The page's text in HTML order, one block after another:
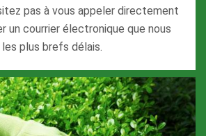
pas à vous appeler directement
un courrier électronique que nous
plus brefs délais.